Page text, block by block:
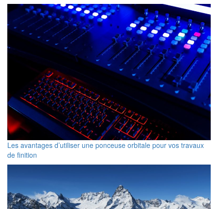
Les avantages d’utiliser une ponceuse orbitale pour vos travaux
de finition